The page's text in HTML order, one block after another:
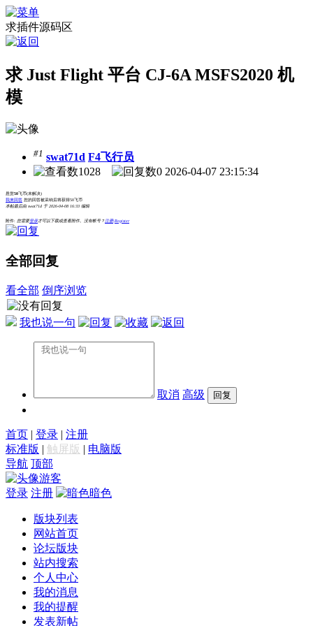
求插件源码区
求 Just Flight 平台 CJ-6A MSFS2020 机
模
#1 swat71d F4飞行员
1028
0 2026-04-07 23:15:34
悬赏50 飞币(未解决)
我来回答 您的回答被采纳后将获得50飞币
本帖最后由 swat71d 于 2026-04-08 16:33 编辑
附件: 您需要登录才可以下载或查看附件。没有帐号？ 注册|Register
全部回复
看全部 倒序浏览
我也说一句
取消 高级
首页 | 登录 | 注册
标准版 | 触屏版 | 电脑版
导航 顶部
游客
登录 注册 暗色
版块列表
网站首页
论坛版块
站内搜索
个人中心
我的消息
我的提醒
发表新帖